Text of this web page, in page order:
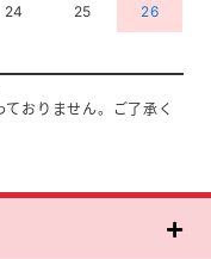
24 25 26
おりません。ご了承く